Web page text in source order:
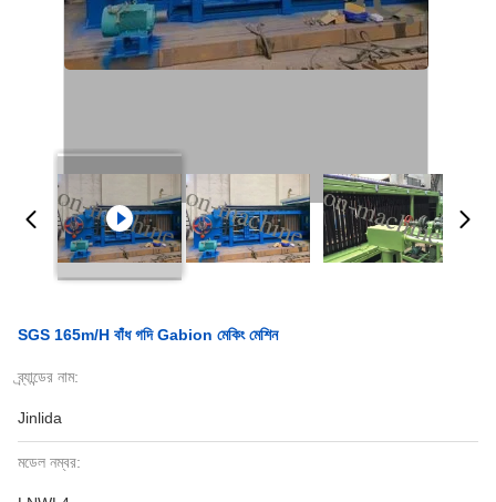
SGS 165m/H বাঁধ গদি Gabion মেকিং মেশিন
ব্র্যান্ডের নাম:
Jinlida
মডেল নম্বর: